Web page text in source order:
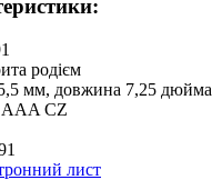
родієм
мм, довжина 7,25 дюйма
AAA CZ
лист